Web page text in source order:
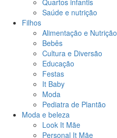
Quartos infantis
Saúde e nutrição
Filhos
Alimentação e Nutrição
Bebês
Cultura e Diversão
Educação
Festas
It Baby
Moda
Pediatra de Plantão
Moda e beleza
Look It Mãe
Personal It Mãe